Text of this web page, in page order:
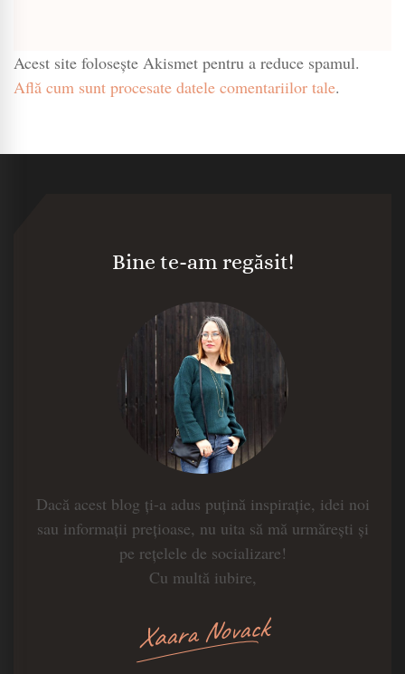
Acest site folosește Akismet pentru a reduce spamul.
Află cum sunt procesate datele comentariilor tale.
Bine te-am regăsit!
Dacă acest blog ți-a adus puțină inspirație, idei noi
sau informații prețioase, nu uita să mă urmărești și
pe rețelele de socializare!
Cu multă iubire,
Xaara Novack